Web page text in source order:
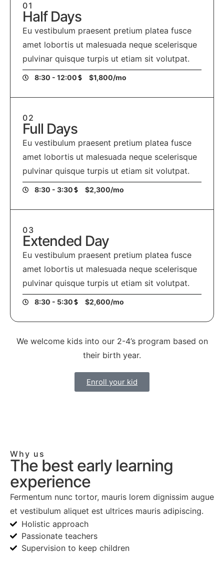
01
Half Days
Eu vestibulum praesent pretium platea fusce
amet lobortis ut malesuada neque scelerisque
pulvinar quisque turpis ut etiam sit volutpat.
8:30 - 12:00 $1,800/mo
02
Full Days
Eu vestibulum praesent pretium platea fusce
amet lobortis ut malesuada neque scelerisque
pulvinar quisque turpis ut etiam sit volutpat.
8:30 - 3:30 $2,300/mo
03
Extended Day
Eu vestibulum praesent pretium platea fusce
amet lobortis ut malesuada neque scelerisque
pulvinar quisque turpis ut etiam sit volutpat.
8:30 - 5:30 $2,600/mo
We welcome kids into our 2-4’s program based on
their birth year.
Enroll your kid
Why us
The best early learning
experience
Fermentum nunc tortor, mauris lorem dignissim augue
et vestibulum aliquet est ultrices mauris adipiscing.
Holistic approach
Passionate teachers
Supervision to keep children